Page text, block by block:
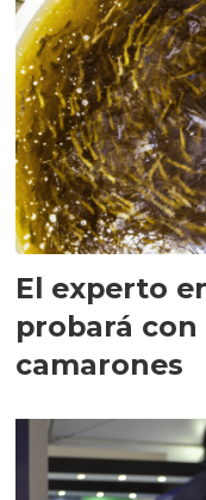
El experto
probará
camarones